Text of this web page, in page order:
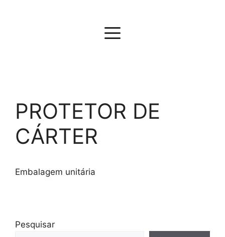
PROTETOR DE
CÁRTER
Embalagem unitária
Pesquisar